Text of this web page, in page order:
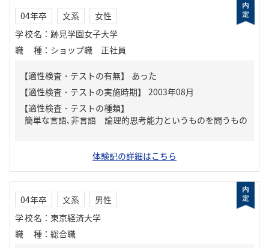
04年卒 文系
女性
学校名 ： 跡見学園女子大学
職種 ： ショップ職 正社員
【適性検査・テストの有無】 あった
【適性検査・テストの種類】
簡単な言語､非言語 論理的思考能力というものを問うもの
体験記の詳細はこちら
04年卒 文系
男性
学校名 ： 東京経済大学
職種 ： 総合職